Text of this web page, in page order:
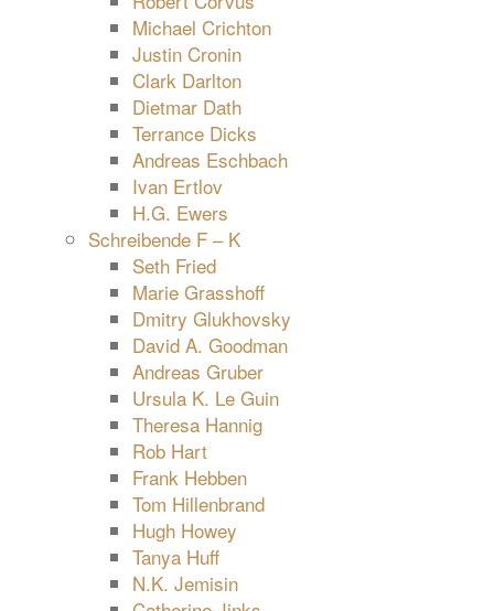
Michael Crichton
Justin Cronin
Clark Darlton
Dietmar Dath
Terrance Dicks
Andreas Eschbach
Ivan Ertlov
H.G. Ewers
Schreibende F – K
Seth Fried
Marie Grasshoff
Dmitry Glukhovsky
David A. Goodman
Andreas Gruber
Ursula K. Le Guin
Theresa Hannig
Rob Hart
Frank Hebben
Tom Hillenbrand
Hugh Howey
Tanya Huff
N.K. Jemisin